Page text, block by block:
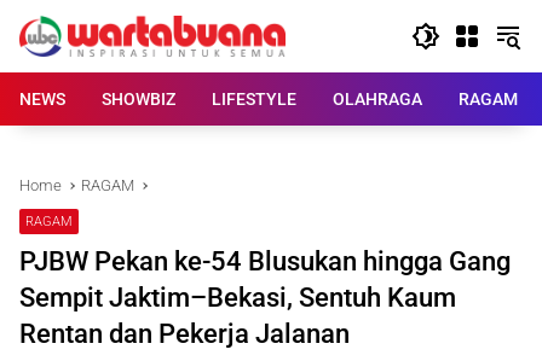
content
NEWS
SHOWBIZ LIFESTYLE OLAHRAGA RAGAM
Home RAGAM
RAGAM
PJBW Pekan ke-54 Blusukan hingga Gang
Sempit Jaktim–Bekasi, Sentuh Kaum
Rentan dan Pekerja Jalanan